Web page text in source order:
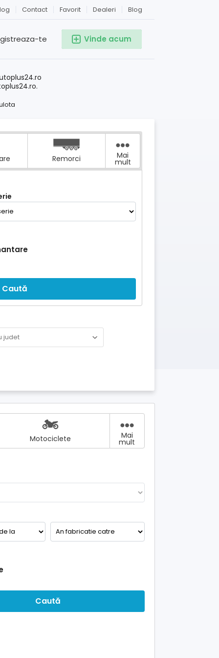
Blog
Dealeri
Favorit
Contact
Vinde acum
te
Remorci Mai
mult
Caută
Motociclete Mai
mult
Caută